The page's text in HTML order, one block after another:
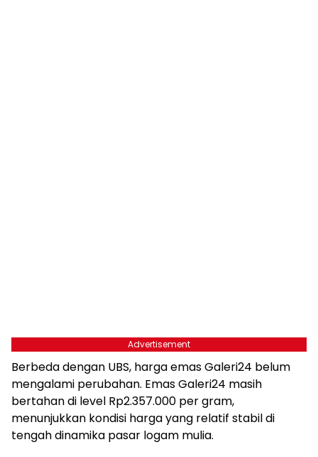
Advertisement
Berbeda dengan UBS, harga emas Galeri24 belum
mengalami perubahan. Emas Galeri24 masih
bertahan di level Rp2.357.000 per gram,
menunjukkan kondisi harga yang relatif stabil di
tengah dinamika pasar logam mulia.